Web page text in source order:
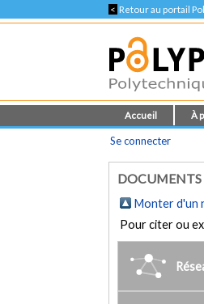
< Retour au portail
Accueil À
Se connecter
DOCUMENTS
Monter d'un
Pour citer ou